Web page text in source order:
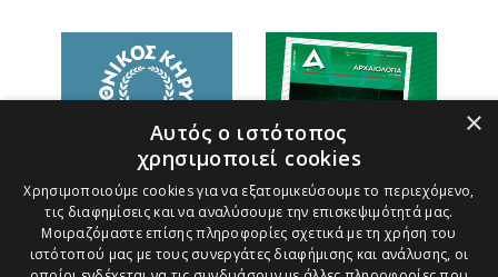
×
Αυτός ο ιστότοπος
χρησιμοποιεί cookies
Χρησιμοποιούμε cookies για να εξατομικεύσουμε το περιεχόμενο,
τις διαφημίσεις και να αναλύσουμε την επισκεψιμότητά μας.
Μοιραζόμαστε επίσης πληροφορίες σχετικά με τη χρήση του
ιστότοπού μας με τους συνεργάτες διαφήμισης και ανάλυσης, οι